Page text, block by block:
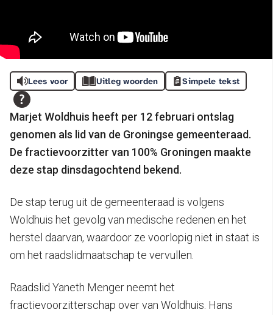
Lees voor Uitleg woorden Simpele tekst
Marjet Woldhuis heeft per 12 februari ontslag
genomen als lid van de Groningse gemeenteraad.
De fractievoorzitter van 100% Groningen maakte
deze stap dinsdagochtend bekend.
De stap terug uit de gemeenteraad is volgens
Woldhuis het gevolg van medische redenen en het
herstel daarvan, waardoor ze voorlopig niet in staat is
om het raadslidmaatschap te vervullen.
Raadslid Yaneth Menger neemt het
fractievoorzitterschap over van Woldhuis. Hans